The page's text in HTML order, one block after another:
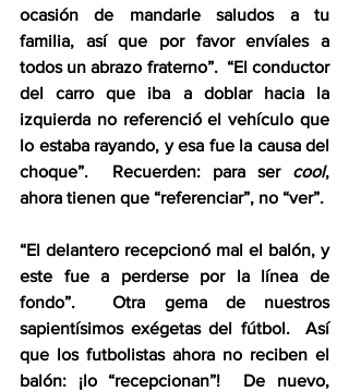
ocasión de mandarle saludos a tu
familia, así que por favor envíales a
todos un abrazo fraterno”.  “El conductor
del carro que iba a doblar hacia la
izquierda no referenció el vehículo que
lo estaba rayando, y esa fue la causa del
choque”.  Recuerden: para ser cool,
ahora tienen que “referenciar”, no “ver”.
“El delantero recepcionó mal el balón, y
este fue a perderse por la línea de
fondo”.  Otra gema de nuestros
sapientísimos exégetas del fútbol.  Así
que los futbolistas ahora no reciben el
balón: ¡lo “recepcionan”!  De nuevo,